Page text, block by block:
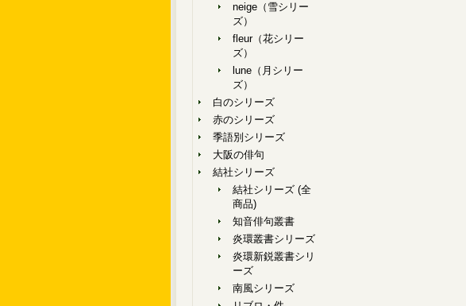
neige（雪シリー
ズ）
fleur（花シリー
ズ）
lune（月シリー
ズ）
白のシリーズ
赤のシリーズ
季語別シリーズ
大阪の俳句
結社シリーズ
結社シリーズ (全
商品)
知音俳句叢書
炎環叢書シリーズ
炎環新鋭叢書シリ
ーズ
南風シリーズ